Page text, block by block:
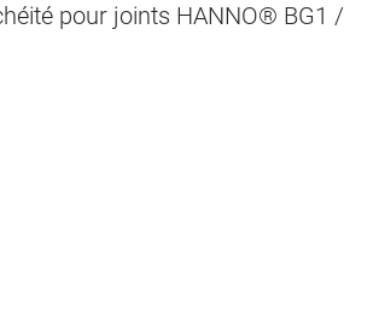
pour joints HANNO® BG1 /